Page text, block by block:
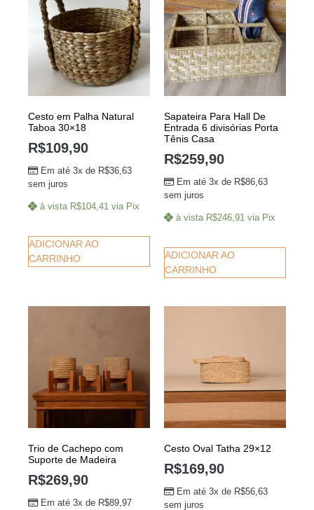
Cesto em Palha Natural
Taboa 30×18
R$109,90
Em até 3x de R$36,63
sem juros
à vista R$104,41 via Pix
ADICIONAR AO
CARRINHO
Sapateira Para Hall De
Entrada 6 divisórias Porta
Tênis Casa
R$259,90
Em até 3x de R$86,63
sem juros
à vista R$246,91 via Pix
ADICIONAR AO
CARRINHO
Trio de Cachepo com
Suporte de Madeira
R$269,90
Em até 3x de R$89,97
Cesto Oval Tatha 29×12
R$169,90
Em até 3x de R$56,63
sem juros